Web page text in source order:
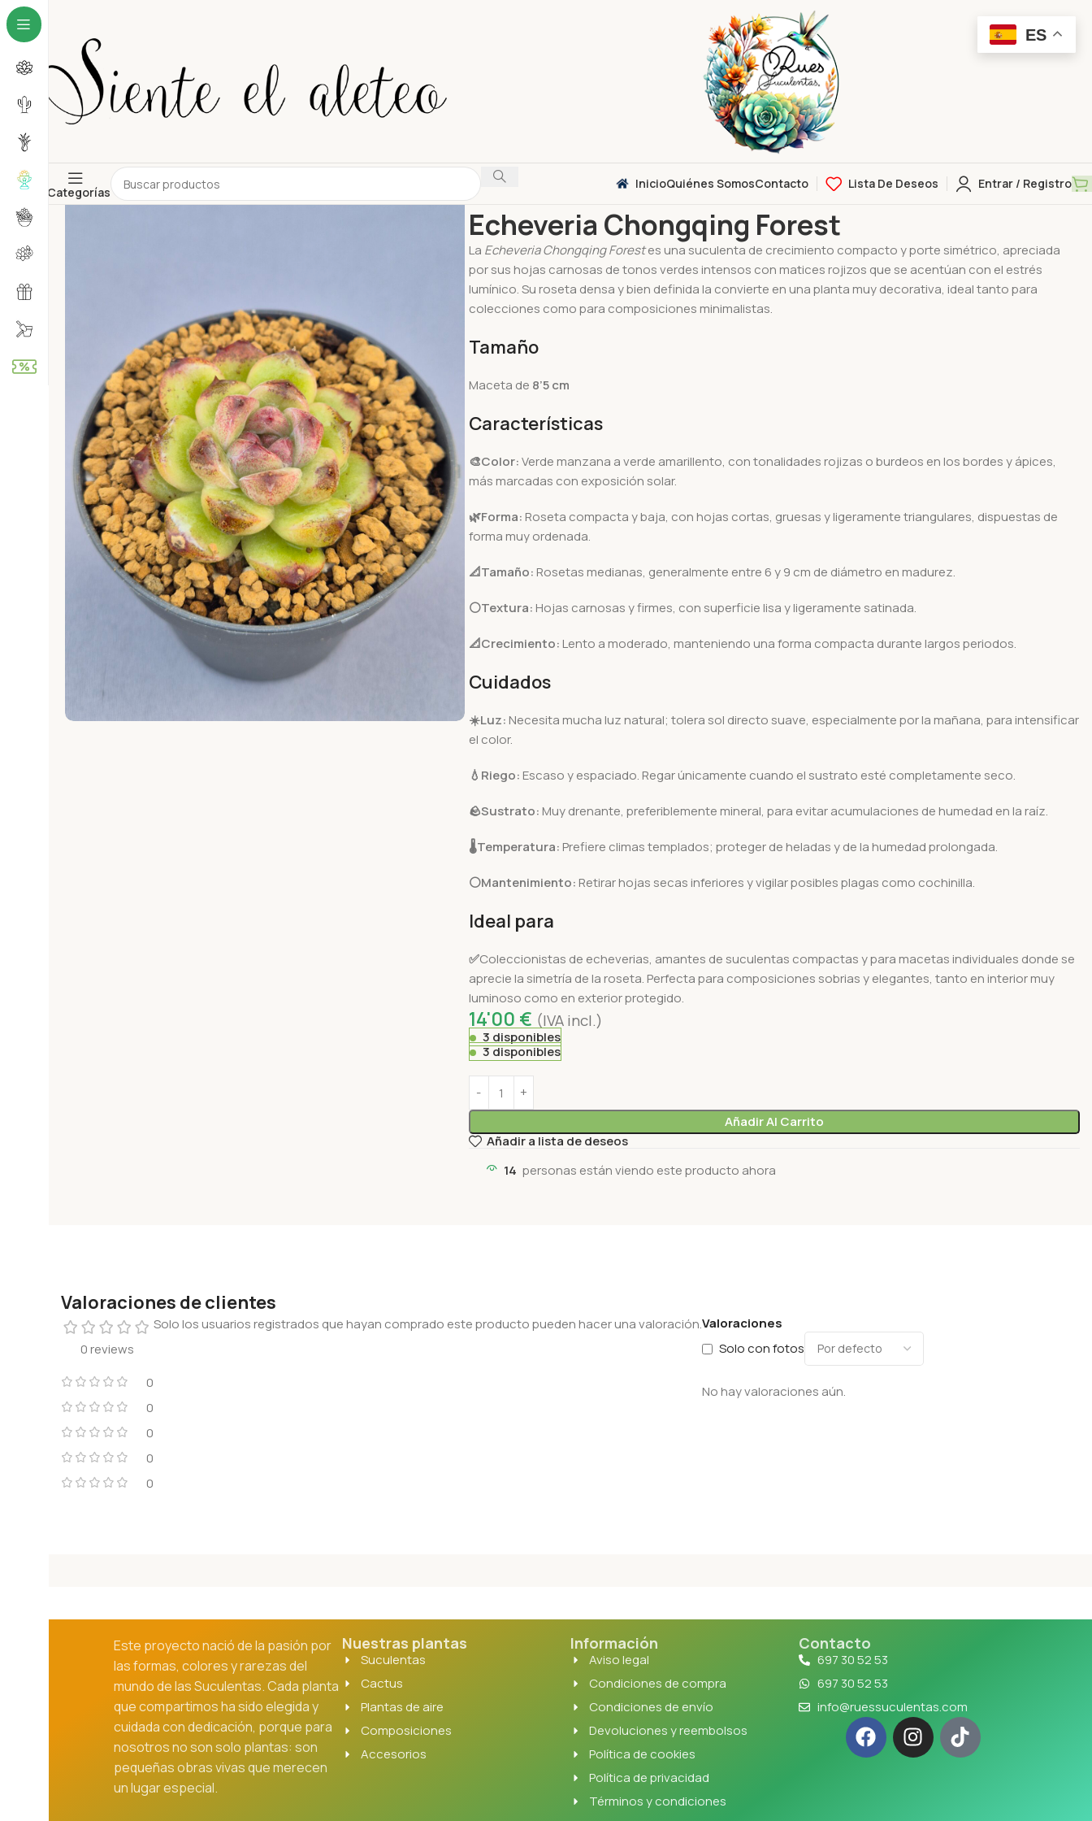
Categorías
InicioQuiénes SomosContacto Lista De Deseos Entrar / Registro
Inicio
Echeveria Chongqing Forest
La Echeveria Chongqing Forestes una suculenta de crecimiento compacto y porte simétrico, apreciada
por sus hojas carnosas de tonos verdes intensos con matices rojizos que se acentúan con el estrés
lumínico. Su roseta densa y bien definida la convierte en una planta muy decorativa, ideal tanto para
colecciones como para composiciones minimalistas.
Tamaño
Maceta de 8’5 cm
Características
🎨Color:Verde manzana a verde amarillento, con tonalidades rojizas o burdeos en los bordes y ápices,
más marcadas con exposición solar.
🌿Forma: Roseta compacta y baja, con hojas cortas, gruesas y ligeramente triangulares, dispuestas de
forma muy ordenada.
📐Tamaño: Rosetas medianas, generalmente entre 6 y 9 cm de diámetro en madurez.
⚪Textura: Hojas carnosas y firmes, con superficie lisa y ligeramente satinada.
📐Crecimiento: Lento a moderado, manteniendo una forma compacta durante largos periodos.
Cuidados
☀️Luz: Necesita mucha luz natural; tolera sol directo suave, especialmente por la mañana, para intensificar
el color.
💧Riego: Escaso y espaciado. Regar únicamente cuando el sustrato esté completamente seco.
🪨Sustrato: Muy drenante, preferiblemente mineral, para evitar acumulaciones de humedad en la raíz.
🌡️Temperatura: Prefiere climas templados; proteger de heladas y de la humedad prolongada.
⚪Mantenimiento: Retirar hojas secas inferiores y vigilar posibles plagas como cochinilla.
Ideal para
✅Coleccionistas de echeverias, amantes de suculentas compactas y para macetas individuales donde se
aprecie la simetría de la roseta. Perfecta para composiciones sobrias y elegantes, tanto en interior muy
luminoso como en exterior protegido.
14'00 € (IVA incl.)
3 disponibles
3 disponibles
Añadir Al Carrito
Añadir a lista de deseos
14 personas están viendo este producto ahora
Valoraciones de clientes
0 reviews
0
0
0
0
0
Valoraciones
Solo con fotos
No hay valoraciones aún.
Solo los usuarios registrados que hayan comprado este producto pueden hacer una valoración.
Este proyecto nació de la pasión por
las formas, colores y rarezas del
mundo de las Suculentas. Cada planta
que compartimos ha sido elegida y
cuidada con dedicación, porque para
nosotros no son solo plantas: son
pequeñas obras vivas que merecen
un lugar especial.
Nuestras plantas
Suculentas
Cactus
Plantas de aire
Composiciones
Accesorios
Información
Aviso legal
Condiciones de compra
Condiciones de envío
Devoluciones y reembolsos
Política de cookies
Política de privacidad
Términos y condiciones
Contacto
697 30 52 53
697 30 52 53
info@ruessuculentas.com
ES